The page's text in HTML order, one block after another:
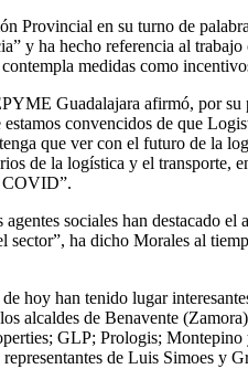
Provincial en su turno de
y ha hecho referencia al
medidas como
Guadalajara afirmó, por su
convencidos de que
que ver con el futuro de la
de la logística y el transporte,
COVID”.
sociales han destacado
sector”, ha dicho Morales al
hoy han tenido lugar
alcaldes de Benavente
GLP; Prologis;
de Luis Simoes y